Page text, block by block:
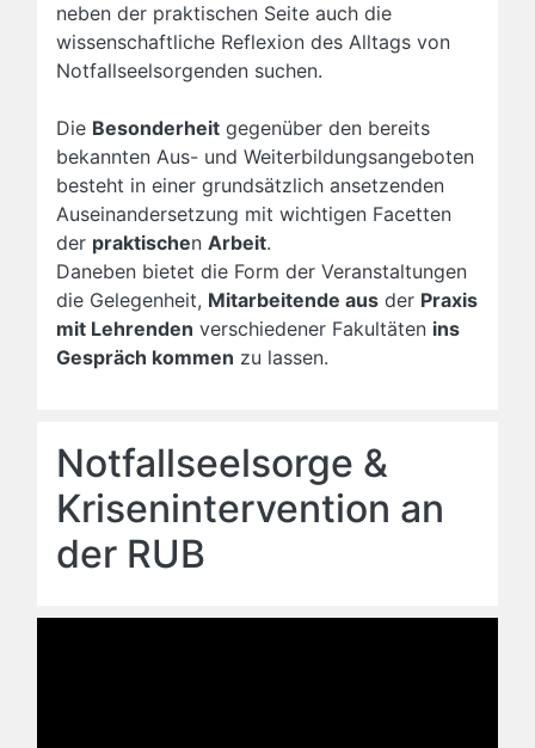
neben der praktischen Seite auch die
wissenschaftliche Reflexion des Alltags von
Notfallseelsorgenden suchen.
Die Besonderheit gegenüber den bereits
bekannten Aus- und Weiterbildungsangeboten
besteht in einer grundsätzlich ansetzenden
Auseinandersetzung mit wichtigen Facetten
der praktischen Arbeit.
Daneben bietet die Form der Veranstaltungen
die Gelegenheit, Mitarbeitende aus der Praxis
mit Lehrenden verschiedener Fakultäten ins
Gespräch kommen zu lassen.
Notfallseelsorge &
Krisenintervention an
der RUB